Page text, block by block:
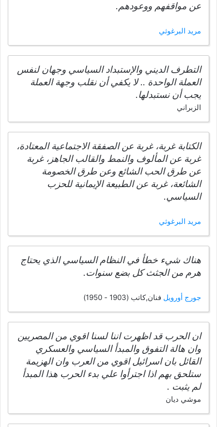
عن مواقفهم ووعودهم.
مريد البرغوثي
التطرف الديني والإستبداد السياسي وجهان لنفس
العملة الواحدة .. لا يكفي أن نقلب وجهة العملة
يجب أن نستبدلها.
الزبراني
الكتابة غربة، غربة عن الصفقة الاجتماعية المعتادة،
غربة عن المألوف والنمط والقالب الجاهز، غربة
عن طرق الحب الشائع وعن طرق الخصومة
الشائعة، غربة عن الطبيعة الإيمانية للحزب
السياسي.
مريد البرغوثي
هناك شيء خطأ في النظام السياسي الذي يحتاج
هرم من الجثث كل بضع سنوات.
جورج أورويل فنان,كاتب (1903 - 1950)
ان الحرب قد اظهرت اننا لسنا اقوي من المصريين
وان هالة التفوق والمبدأ السياسي والعسكري
القائل بان اسرائيل اقوي من العرب وان الهزيمة
ستلحق بهم اذا اجترأوا علي بدء الحرب هذا المبدأ
لم يثبت .
موشي ديان